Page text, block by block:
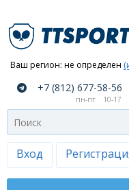
Ваш регион: не определен
Вход
компании
Как
сделать
заказ
Оплата
+7 (812) 677-58-56
пн-пт 10-17